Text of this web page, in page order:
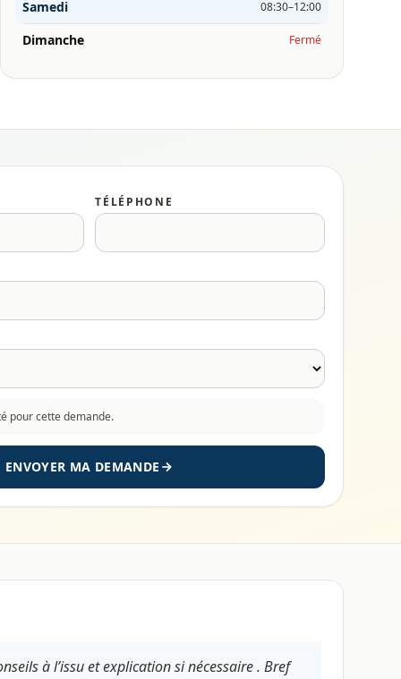
Samedi 08:30–12:00
Dimanche Fermé
TÉLÉPHONE
pour cette demande.
ENVOYER MA DEMANDE
à l’issu et explication si nécessaire . Bref